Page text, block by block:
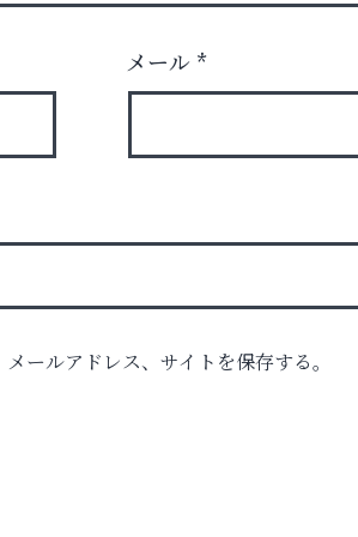
メール *
ールアドレス、サイトを保存する。